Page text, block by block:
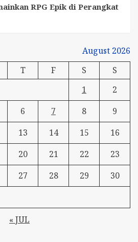
RPG Epik di Perangkat
August 2026
T F S
S
1
2
6 7 8
9
13 14 15
16
20 21 22
23
27 28 29
30
« JUL